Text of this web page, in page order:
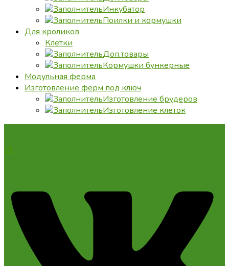
Инкубатор
Поилки и кормушки
Для кроликов
Клетки
Доп.товары
Кормушки бункерные
Модульная ферма
Изготовление ферм под ключ
Изготовление брудеров
Изготовление клеток
Vk